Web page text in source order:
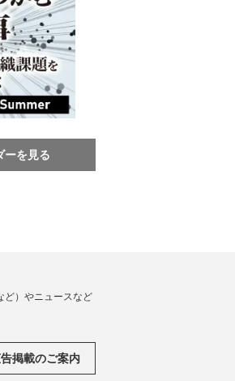
ーを見る
ど）やニュースなど
掲載のご案内